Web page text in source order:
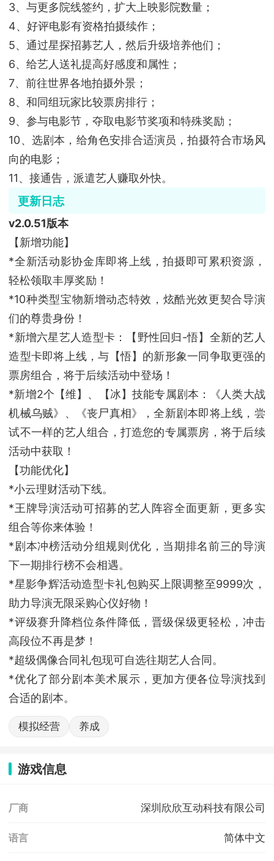
3、与更多院线签约，扩大上映影院数量；
4、好评电影有资格拍摄续作；
5、通过星探招募艺人，然后升级培养他们；
6、给艺人送礼提高好感度和属性；
7、前往世界各地拍摄外景；
8、和同组玩家比较票房排行；
9、参与电影节，夺取电影节奖项和特殊奖励；
10、选剧本，给角色安排合适演员，拍摄符合市场风
向的电影；
11、接通告，派遣艺人赚取外快。
更新日志
v2.0.51版本
【新增功能】
*全新活动影协金库即将上线，拍摄即可累积资源，
轻松领取丰厚奖励！
*10种类型宝物新增动态特效，炫酷光效更契合导演
们的尊贵身份！
*新增六星艺人造型卡：【野性回归-悟】全新的艺人
造型卡即将上线，与【悟】的新形象一同争取更强的
票房组合，将于后续活动中登场！
*新增2个【维】、【冰】技能专属剧本：《人类大战
机械乌贼》、《丧尸真相》，全新剧本即将上线，尝
试不一样的艺人组合，打造您的专属票房，将于后续
活动中获取！
【功能优化】
*小云理财活动下线。
*王牌导演活动可招募的艺人阵容全面更新，更多实
组合等你来体验！
*剧本冲榜活动分组规则优化，当期排名前三的导演
下一期排行榜不会相遇。
*星影争辉活动造型卡礼包购买上限调整至9999次，
助力导演无限采购心仪好物！
*评级赛升降档位条件降低，晋级保级更轻松，冲击
高段位不再是梦！
*超级偶像合同礼包现可自选往期艺人合同。
*优化了部分剧本美术展示，更加方便各位导演找到
合适的剧本。
模拟经营 养成
游戏信息
厂商 深圳欣欣互动科技有限公司
语言 简体中文